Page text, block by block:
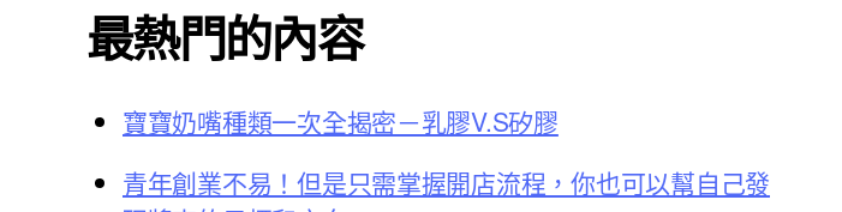
最熱門的內容
寶寶奶嘴種類一次全揭密－乳膠V.S矽膠
青年創業不易！但是只需掌握開店流程，你也可以幫自己發